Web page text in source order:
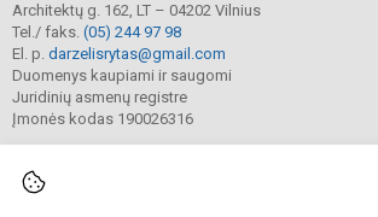
Architektų g. 162, LT – 04202 Vilnius
Tel./ faks. (05) 244 97 98
El. p. darzelisrytas@gmail.com
Duomenys kaupiami ir saugomi
Juridinių asmenų registre
Įmonės kodas 190026316